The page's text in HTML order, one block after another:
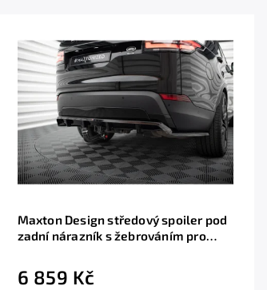
Maxton Design středový spoiler pod
zadní nárazník s žebrováním pro
černý lesklý plast ABS
6 859 Kč